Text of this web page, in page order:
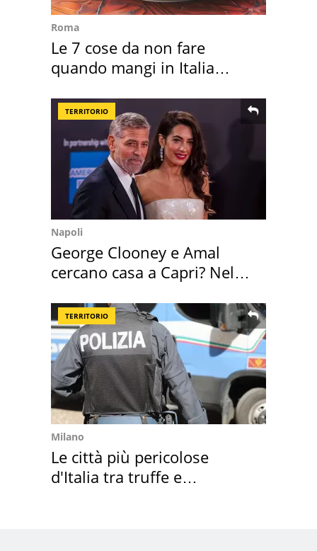
Roma
Le 7 cose da non fare
quando mangi in Italia
TERRITORIO
Napoli
George Clooney e Amal
cercano casa a Capri? Nel
TERRITORIO
Milano
Le città più pericolose
d'Italia tra truffe e